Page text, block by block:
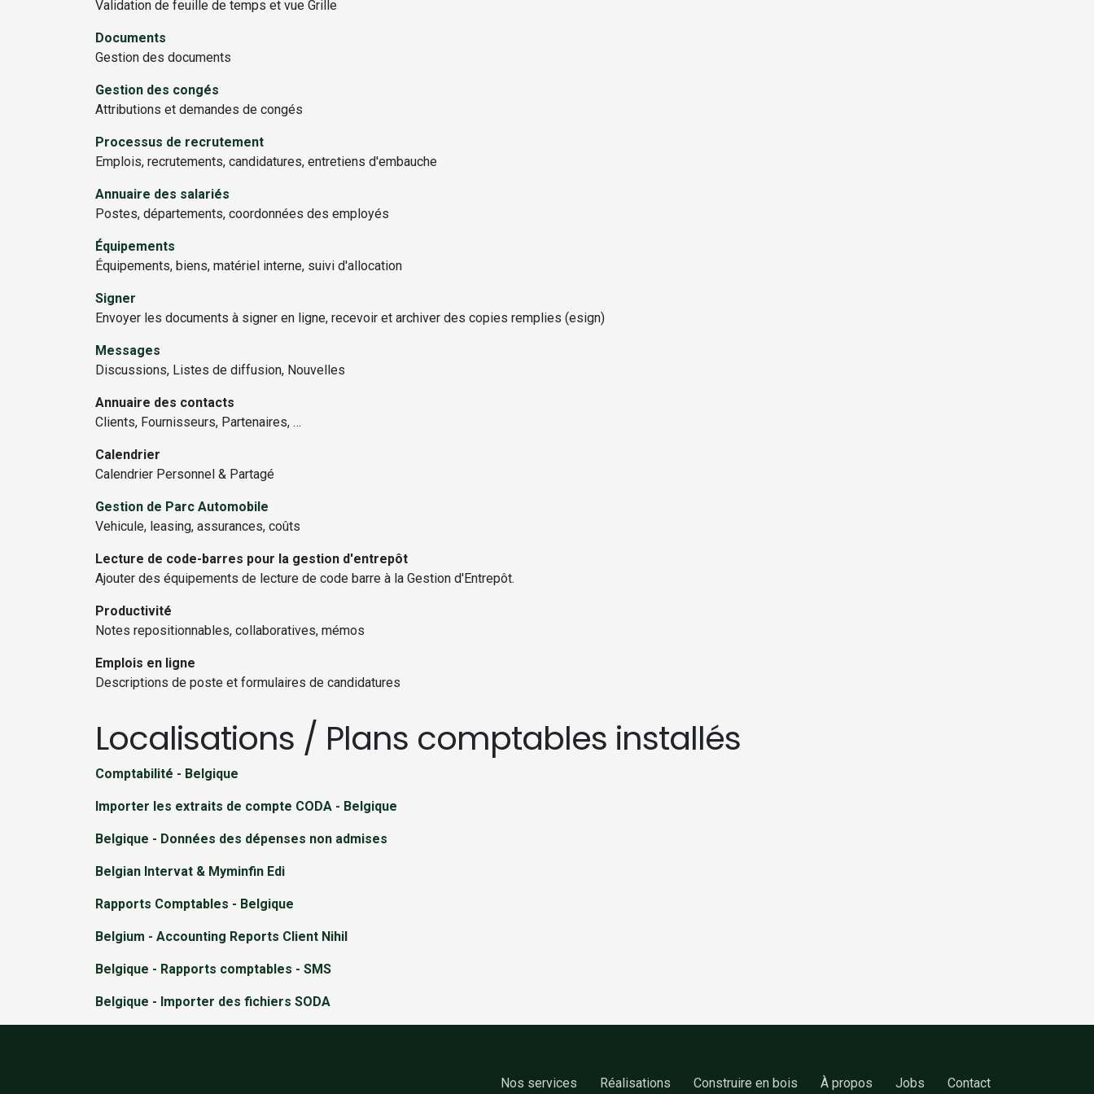
Validation de feuille de temps et vue Grille
Documents
Gestion des documents
Gestion des congés
Attributions et demandes de congés
Processus de recrutement
Emplois, recrutements, candidatures, entretiens d'embauche
Annuaire des salariés
Postes, départements, coordonnées des employés
Équipements
Équipements, biens, matériel interne, suivi d'allocation
Signer
Envoyer les documents à signer en ligne, recevoir et archiver des copies remplies (esign)
Messages
Discussions, Listes de diffusion, Nouvelles
Annuaire des contacts
Clients, Fournisseurs, Partenaires, …
Calendrier
Calendrier Personnel & Partagé
Gestion de Parc Automobile
Vehicule, leasing, assurances, coûts
Lecture de code-barres pour la gestion d'entrepôt
Ajouter des équipements de lecture de code barre à la Gestion d'Entrepôt.
Productivité
Notes repositionnables, collaboratives, mémos
Emplois en ligne
Descriptions de poste et formulaires de candidatures
Localisations / Plans comptables installés
Comptabilité - Belgique
Importer les extraits de compte CODA - Belgique
Belgique - Données des dépenses non admises
Belgian Intervat & Myminfin Edi
Rapports Comptables - Belgique
Belgium - Accounting Reports Client Nihil
Belgique - Rapports comptables - SMS
Belgique - Importer des fichiers SODA
No​s services Réalisations Construire en bois À propos Jobs Contact